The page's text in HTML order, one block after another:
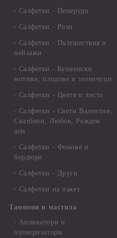
Салфетки - Пеперуди
Салфетки - Рози
Салфетки - Пътешествия и
пейзажи
Салфетки - Кухненски
мотиви, плодове и зеленчуци
Салфетки - Цветя и листа
Салфетки - Свети Валентин,
Сватбени, Любов, Рожден
ден
Салфетки - Фонове и
бордюри
Салфетки - Други
Салфетки на пакет
Тампони и мастила
Апликатори и
пулверизатори